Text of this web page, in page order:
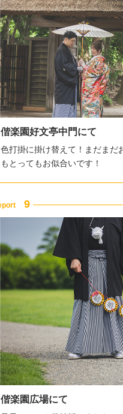
偕楽園好文亭中門にて
色打掛に掛け替えて！まだまだ
もとってもお似合いです！
偕楽園広場にて